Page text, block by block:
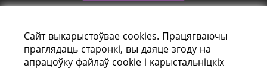
Сайт выкарыстоўвае cookies. Працягваючы
праглядаць старонкі, вы даяце згоду на
апрацоўку файлаў cookie і карыстальніцкіх